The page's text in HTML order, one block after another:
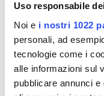
Uso responsabile
Noi e i nostri 1022
personali, ad
tecnologie come i
alle informazioni sul
pubblicare annunci
SPORTS
06 Luglio
AUTORE
Federico